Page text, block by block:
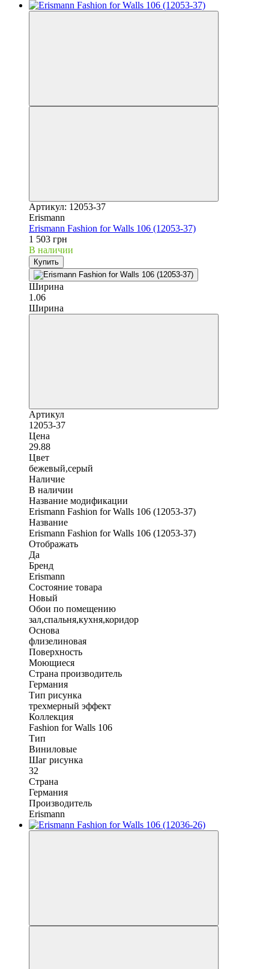
Артикул: 12053-37
Erismann
Erismann Fashion for Walls 106 (12053-37)
1 503 грн
В наличии
Купить
Ширина
1.06
Ширина
Артикул
12053-37
Цена
29.88
Цвет
бежевый,серый
Наличие
В наличии
Название модификации
Erismann Fashion for Walls 106 (12053-37)
Название
Erismann Fashion for Walls 106 (12053-37)
Отображать
Да
Бренд
Erismann
Состояние товара
Новый
Обои по помещению
зал,спальня,кухня,коридор
Основа
флизелиновая
Поверхность
Моющиеся
Страна производитель
Германия
Тип рисунка
трехмерный эффект
Коллекция
Fashion for Walls 106
Тип
Виниловые
Шаг рисунка
32
Страна
Германия
Производитель
Erismann